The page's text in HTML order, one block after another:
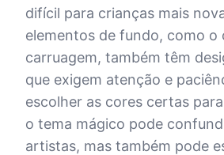
difícil para crianças mais
elementos de fundo, como o
carruagem, também têm
que exigem atenção e
escolher as cores certas
o tema mágico pode
artistas, mas também pode